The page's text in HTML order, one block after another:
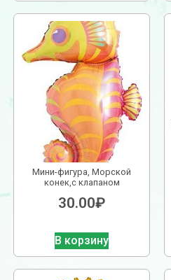
Мини-фигура, Морской
конек,с клапаном
30.00₽
В корзину